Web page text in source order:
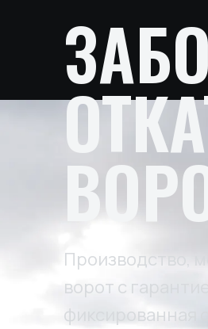
Производство,
ворот с
фиксированная